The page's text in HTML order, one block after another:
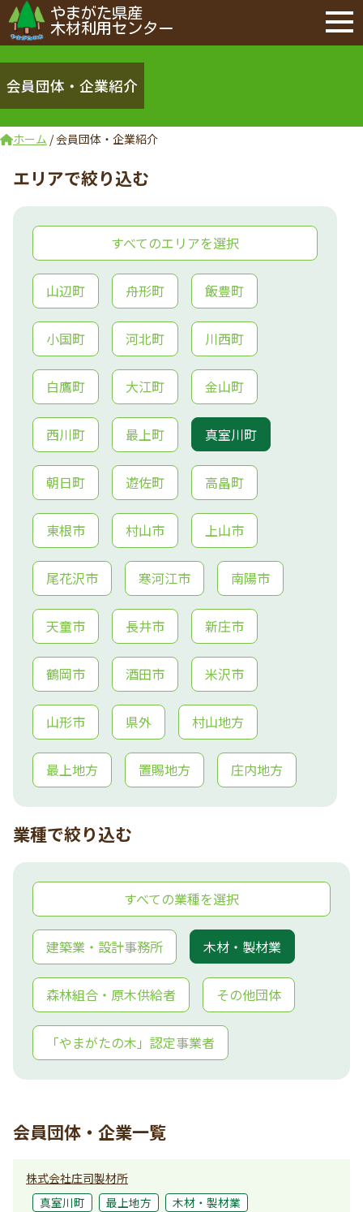
やまがた県産
木材利用センター
会員団体・企業紹介
ホーム /会員団体・企業紹介
エリアで絞り込む
すべてのエリアを選択
山辺町 舟形町 飯豊町
小国町 河北町 川西町
白鷹町 大江町 金山町
西川町 最上町 真室川町
朝日町 遊佐町 高畠町
東根市 村山市 上山市
尾花沢市 寒河江市 南陽市
天童市 長井市 新庄市
鶴岡市 酒田市 米沢市
山形市 県外 村山地方
最上地方 置賜地方 庄内地方
業種で絞り込む
すべての業種を選択
建築業・設計事務所 木材・製材業
森林組合・原木供給者 その他団体
「やまがたの木」認定事業者
会員団体・企業一覧
株式会社庄司製材所
真室川町
最上地方
木材・製材業